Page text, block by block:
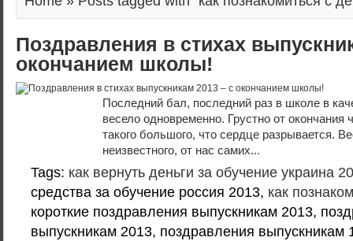
Поздравления в стихах
окончанием школы!
Последний бал, последний раз в школе в
весело одновременно. Грустно от окончания
такого большого, что сердце разрывается.
неизвестного, от нас самих...
Tags: как вернуть деньги за обучение украина
средства за обучение россия 2013, как
короткие поздравления выпускникам 2013,
выпускникам 2013, поздравления выпускникам